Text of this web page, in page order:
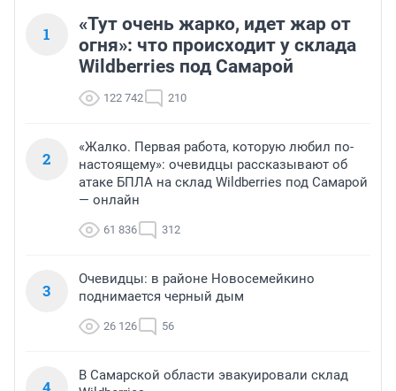
1
«Тут очень жарко, идет жар от
огня»: что происходит у склада
Wildberries под Самарой
122 742 210
2
«Жалко. Первая работа, которую любил по-
настоящему»: очевидцы рассказывают об
атаке БПЛА на склад Wildberries под Самарой
— онлайн
61 836 312
3
Очевидцы: в районе Новосемейкино
поднимается черный дым
26 126 56
В Самарской области эвакуировали склад